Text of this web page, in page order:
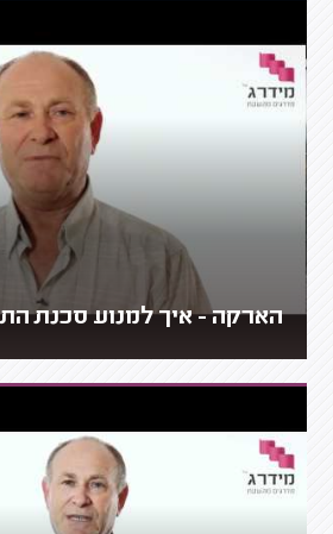
הארקה - איך למנוע סכנת